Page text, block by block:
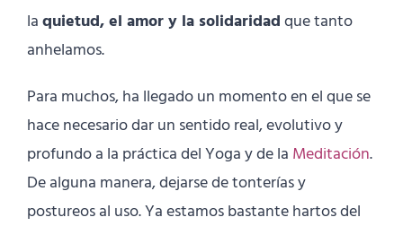
laquietud, el amor y la solidaridadque tanto
anhelamos.
Para muchos, ha llegado un momento en el que se
hace necesario dar un sentido real, evolutivo y
profundo a la práctica del Yoga y de la Meditación.
De alguna manera, dejarse de tonterías y
postureos al uso. Ya estamos bastante hartos del